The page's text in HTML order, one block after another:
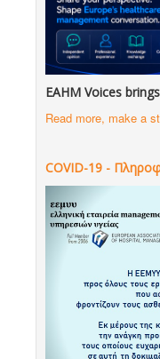
EAHM Voices
Read more, make a
COVID-19 -